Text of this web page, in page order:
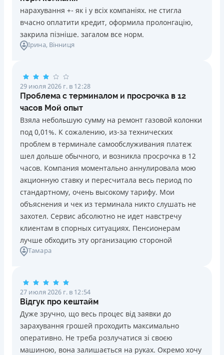
нарахування +- як і у всіх компаніях. не стигла
вчасно оплатити кредит, оформила пролонгацію,
закрила пізніше. загалом все норм.
Ірина, Вінниця
29 июля 2026 г. в 12:28
Проблема с терминалом и просрочка в 12
часов Мой опыт
Взяла небольшую сумму на ремонт газовой колонки
под 0,01%. К сожалению, из-за технических
проблем в терминале самообслуживания платеж
шел дольше обычного, и возникла просрочка в 12
часов. Компания моментально аннулировала мою
акционную ставку и пересчитала весь период по
стандартному, очень высокому тарифу. Мои
объяснения и чек из терминала никто слушать не
захотел. Сервис абсолютно не идет навстречу
клиентам в спорных ситуациях. Пенсионерам
лучше обходить эту организацию стороной
Тамара
27 июля 2026 г. в 12:54
Відгук про кештайм
Дуже зручно, що весь процес від заявки до
зарахування грошей проходить максимально
оперативно. Не треба розлучатися зі своєю
машиною, вона залишається на руках. Окремо хочу